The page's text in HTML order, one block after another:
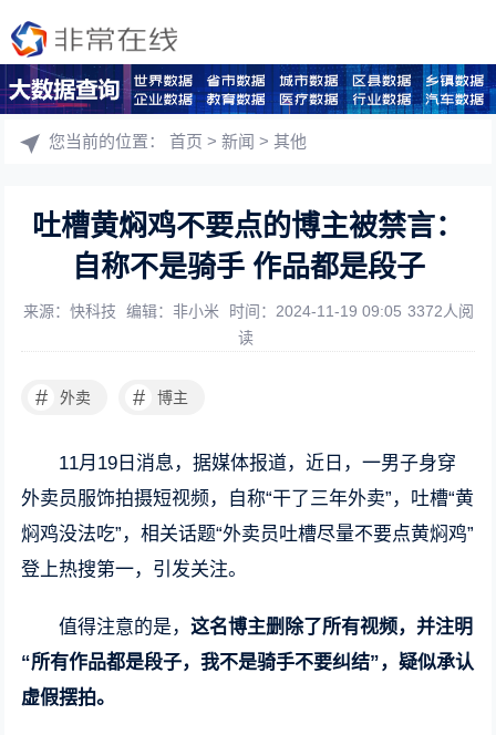
您当前的位置：首页 >新闻 >其他
吐槽黄焖鸡不要点的博主被禁言：
自称不是骑手 作品都是段子
来源：快科技 编辑：非小米 时间：2024-11-19 09:05 3372人阅
读
# 外卖 # 博主
11月19日消息，据媒体报道，近日，一男子身穿
外卖员服饰拍摄短视频，自称“干了三年外卖”，吐槽“黄
焖鸡没法吃”，相关话题“外卖员吐槽尽量不要点黄焖鸡”
登上热搜第一，引发关注。
值得注意的是，这名博主删除了所有视频，并注明
“所有作品都是段子，我不是骑手不要纠结”，疑似承认
虚假摆拍。